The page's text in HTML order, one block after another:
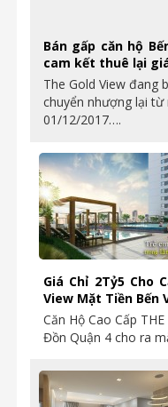
Bán gấp căn hộ
cam kết thuê lại
The Gold View đang
chuyển nhượng lại
01/12/2017….
Giá Chỉ 2Tỷ5 Cho
View Mặt Tiền Bến
Căn Hộ Cao Cấp
Đồn Quận 4 cho ra